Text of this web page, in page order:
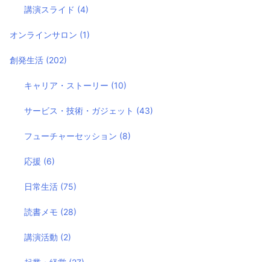
講演スライド (4)
オンラインサロン (1)
創発生活 (202)
キャリア・ストーリー (10)
サービス・技術・ガジェット (43)
フューチャーセッション (8)
応援 (6)
日常生活 (75)
読書メモ (28)
講演活動 (2)